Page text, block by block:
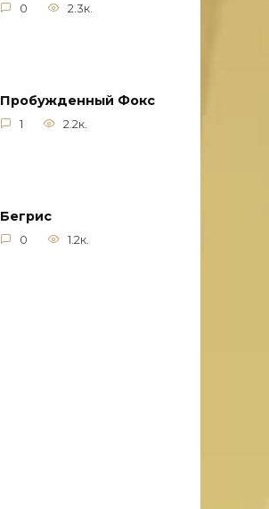
0 2.3к.
Пробужденный Фокс
1 2.2к.
Бегрис
0 1.2к.